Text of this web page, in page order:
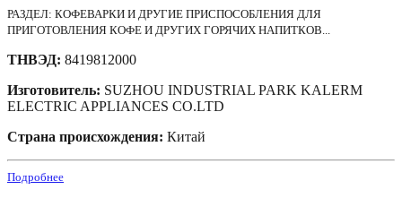
РАЗДЕЛ: КОФЕВАРКИ И ДРУГИЕ ПРИСПОСОБЛЕНИЯ ДЛЯ
ПРИГОТОВЛЕНИЯ КОФЕ И ДРУГИХ ГОРЯЧИХ НАПИТКОВ...
ТНВЭД: 8419812000
Изготовитель: SUZHOU INDUSTRIAL PARK KALERM
ELECTRIC APPLIANCES CO.LTD
Страна происхождения: Китай
Подробнее